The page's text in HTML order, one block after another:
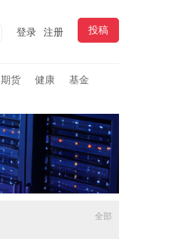
投稿
注册
登录
期货 健康
基金
全部